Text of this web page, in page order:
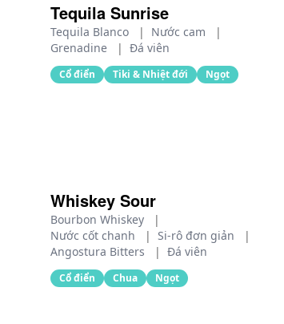
Tequila Sunrise
Tequila Blanco | Nước cam
|
Grenadine
| Đá viên
Cổ điển Tiki & Nhiệt đới Ngọt
Whiskey Sour
Bourbon Whiskey
|
Nước cốt chanh
| Si-rô đơn giản
|
Angostura Bitters
| Đá viên
Cổ điển Chua Ngọt